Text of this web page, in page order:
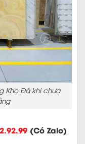
Kho Đá khi chưa
(Có Zalo)